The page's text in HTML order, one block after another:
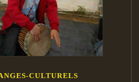
CULTURELS